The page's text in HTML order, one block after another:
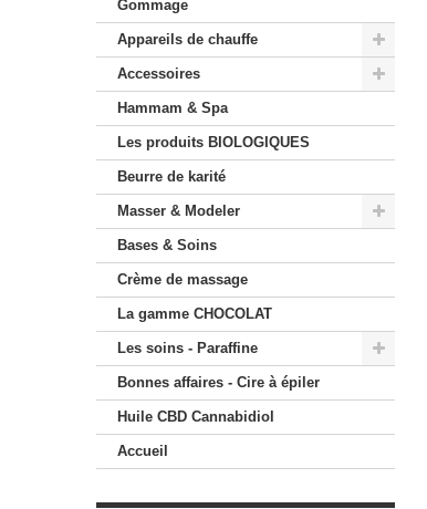
Gommage
Appareils de chauffe
Accessoires
Hammam & Spa
Les produits BIOLOGIQUES
Beurre de karité
Masser & Modeler
Bases & Soins
Crème de massage
La gamme CHOCOLAT
Les soins - Paraffine
Bonnes affaires - Cire à épiler
Huile CBD Cannabidiol
Accueil